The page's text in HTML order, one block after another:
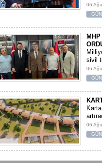
06
sivil
06
06